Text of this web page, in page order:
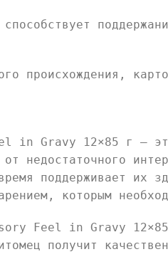
происхождения,
in Gravy 12×85 г — это
недостаточного
поддерживает их
которым
Feel in Gravy
получит